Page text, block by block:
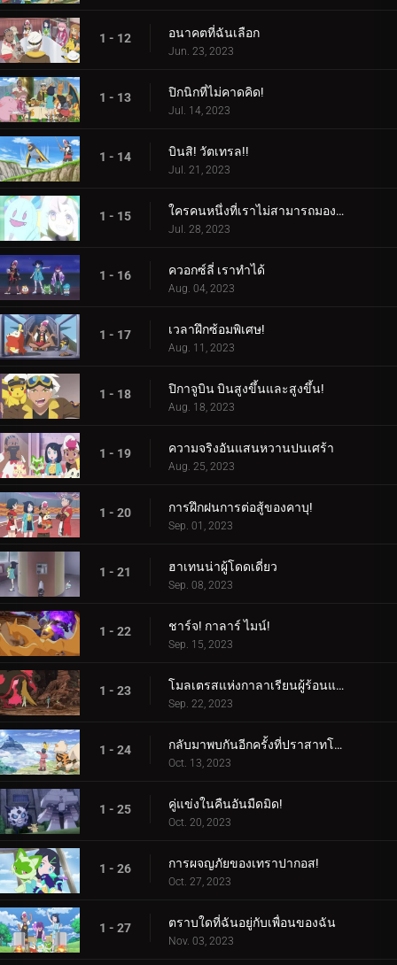
1 - 12 อนาคตที่ฉันเลือก
Jun. 23, 2023
1 - 13 ปิกนิกที่ไม่คาดคิด!
Jul. 14, 2023
1 - 14 บินสิ! วัตเทรล!!
Jul. 21, 2023
1 - 15 ใครคนหนึ่งที่เราไม่สามารถมองเห็นได้! ใครเป็นอะไรรึเปล่า!
Jul. 28, 2023
1 - 16 ควอกซ์ลี่ เราทำได้
Aug. 04, 2023
1 - 17 เวลาฝึกซ้อมพิเศษ!
Aug. 11, 2023
1 - 18 ปิกาจูบิน บินสูงขึ้นและสูงขึ้น!
Aug. 18, 2023
1 - 19 ความจริงอันแสนหวานปนเศร้า
Aug. 25, 2023
1 - 20 การฝึกฝนการต่อสู้ของคาบุ!
Sep. 01, 2023
1 - 21 ฮาเทนน่าผู้โดดเดี่ยว
Sep. 08, 2023
1 - 22 ชาร์จ! กาลาร์ ไมน์!
Sep. 15, 2023
1 - 23 โมลเตรสแห่งกาลาเรียนผู้ร้อนแรง
Sep. 22, 2023
1 - 24 กลับมาพบกันอีกครั้งที่ปราสาทโบราณ!
Oct. 13, 2023
1 - 25 คู่แข่งในคืนอันมืดมิด!
Oct. 20, 2023
1 - 26 การผจญภัยของเทราปากอส!
Oct. 27, 2023
1 - 27 ตราบใดที่ฉันอยู่กับเพื่อนของฉัน
Nov. 03, 2023